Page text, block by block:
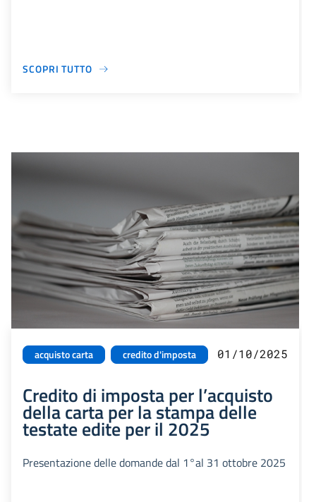
SCOPRI TUTTO
acquisto carta credito d'imposta 01/10/2025
Credito di imposta per l’acquisto
della carta per la stampa delle
testate edite per il 2025
Presentazione delle domande dal 1°al 31 ottobre 2025